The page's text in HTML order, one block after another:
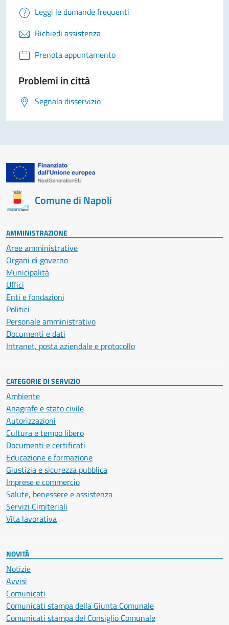
Leggi le domande frequenti
Richiedi assistenza
Prenota appuntamento
Problemi in città
Segnala disservizio
Comune di Napoli
AMMINISTRAZIONE
Aree amministrative
Organi di governo
Municipalità
Uffici
Enti e fondazioni
Politici
Personale amministrativo
Documenti e dati
Intranet, posta aziendale e protocollo
CATEGORIE DI SERVIZIO
Ambiente
Anagrafe e stato civile
Autorizzazioni
Cultura e tempo libero
Documenti e certificati
Educazione e formazione
Giustizia e sicurezza pubblica
Imprese e commercio
Salute, benessere e assistenza
Servizi Cimiteriali
Vita lavorativa
NOVITÀ
Notizie
Avvisi
Comunicati
Comunicati stampa della Giunta Comunale
Comunicati stampa del Consiglio Comunale